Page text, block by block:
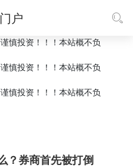
户
？券商首先被打倒